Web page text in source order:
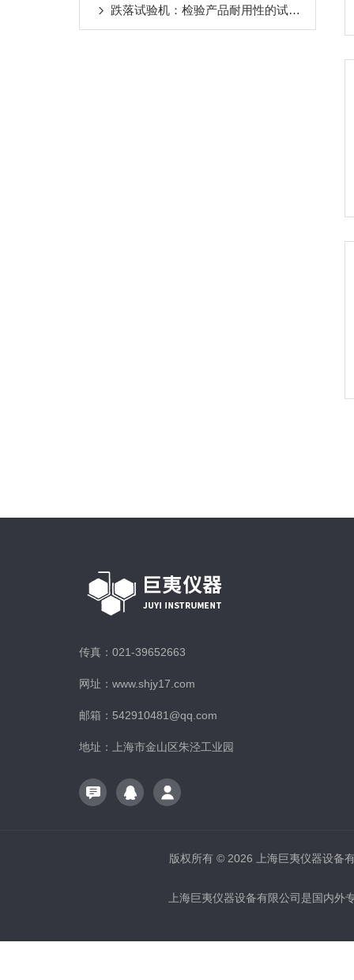
跌落试验机：检验产品耐用性的试金石
传真：021-39652663
网址：www.shjy17.com
邮箱：542910481@qq.com
地址：上海市金山区朱泾工业园
版权所有 © 2026 上海巨夷仪器设
上海巨夷仪器设备有限公司是国内外